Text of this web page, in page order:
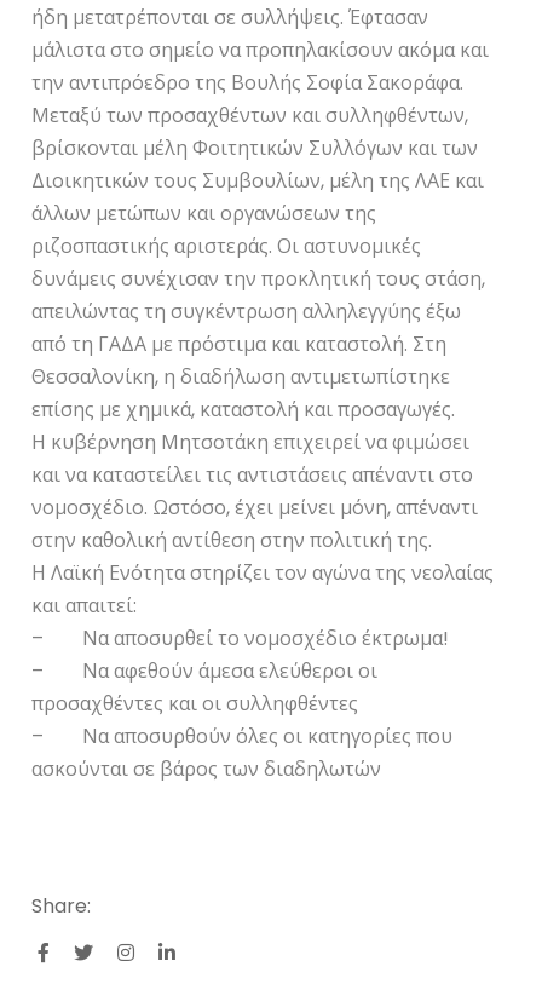
ήδη μετατρέπονται σε συλλήψεις. Έφτασαν
μάλιστα στο σημείο να προπηλακίσουν ακόμα και
την αντιπρόεδρο της Βουλής Σοφία Σακοράφα.
Μεταξύ των προσαχθέντων και συλληφθέντων,
βρίσκονται μέλη Φοιτητικών Συλλόγων και των
Διοικητικών τους Συμβουλίων, μέλη της ΛΑΕ και
άλλων μετώπων και οργανώσεων της
ριζοσπαστικής αριστεράς. Οι αστυνομικές
δυνάμεις συνέχισαν την προκλητική τους στάση,
απειλώντας τη συγκέντρωση αλληλεγγύης έξω
από τη ΓΑΔΑ με πρόστιμα και καταστολή. Στη
Θεσσαλονίκη, η διαδήλωση αντιμετωπίστηκε
επίσης με χημικά, καταστολή και προσαγωγές.
Η κυβέρνηση Μητσοτάκη επιχειρεί να φιμώσει
και να καταστείλει τις αντιστάσεις απέναντι στο
νομοσχέδιο. Ωστόσο, έχει μείνει μόνη, απέναντι
στην καθολική αντίθεση στην πολιτική της.
Η Λαϊκή Ενότητα στηρίζει τον αγώνα της νεολαίας
και απαιτεί:
– Να αποσυρθεί το νομοσχέδιο έκτρωμα!
– Να αφεθούν άμεσα ελεύθεροι οι
προσαχθέντες και οι συλληφθέντες
– Να αποσυρθούν όλες οι κατηγορίες που
ασκούνται σε βάρος των διαδηλωτών
Share: